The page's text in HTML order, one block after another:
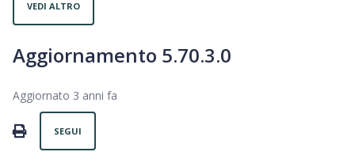
VEDI ALTRO
Aggiornamento 5.70.3.0
Aggiornato 3 anni fa
PRINT
SEGUI